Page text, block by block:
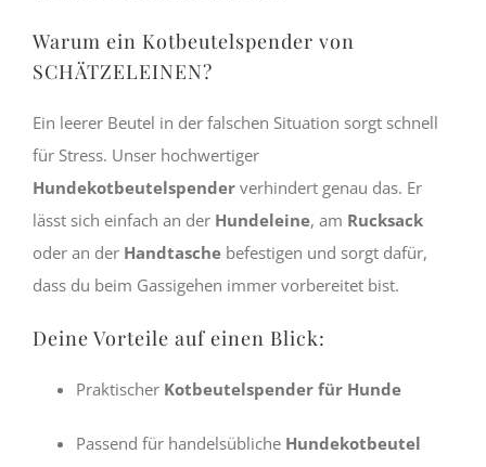
Warum ein Kotbeutelspender von
SCHÄTZELEINEN?
Ein leerer Beutel in der falschen Situation sorgt schnell
für Stress. Unser hochwertiger
Hundekotbeutelspender verhindert genau das. Er
lässt sich einfach an der Hundeleine, am Rucksack
oder an der Handtasche befestigen und sorgt dafür,
dass du beim Gassigehen immer vorbereitet bist.
Deine Vorteile auf einen Blick:
Praktischer Kotbeutelspender für Hunde
Passend für handelsübliche Hundekotbeutel